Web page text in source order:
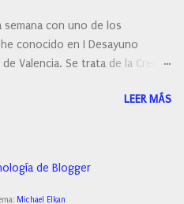
semana con uno de los
conocido en I Desayuno
Valencia. Se trata de la Crema
tanto en verano como en
LEER MÁS
de Blogger
Michael Elkan